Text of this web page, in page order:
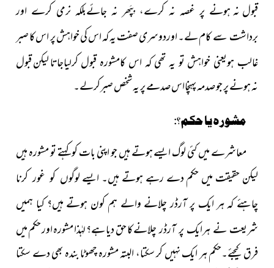
قبول نہہونے پر غصہ نہ کرے، بِپَھر نہ جائےبلکہ نرمی کرے اور
برداشتسے کام لے۔ اوردوسری صفت یہ کہ اس کی خواہش پر اس کاصبر
غالب ہویعنی خواہش تو یہ تھی کہ اس کامشورہ قبول کرلیاجاتا لیکن قبول
نہ ہونے پر جو صدمہ پہنچااس صدمے پر یہ شخص صبرکرلے۔
مشورہ یا حکم؟:
معاشرے میں کئی لوگ ایسے ہوتے ہیں جو اپنی بات کو کہتےتو مشورہ ہیں
لیکن حقیقت میں حکم دے رہے ہوتے ہیں۔ ایسےلوگوں کو غور کرنا
چاہئے کہ ہر ایک پر آرڈر چلانے والے ہم کون ہوتے ہیں؟ کیا ہمیں
شریعت نے ہرایک پر آرڈر چلانےکا حق دیا ہے؟ لہٰذا مشورہ اور حکم میں
فرق کیجئے۔حکم ہر ایک نہیں کر سکتا، البتہ مشورہ چھوٹا بندہ بھی دے سکتا